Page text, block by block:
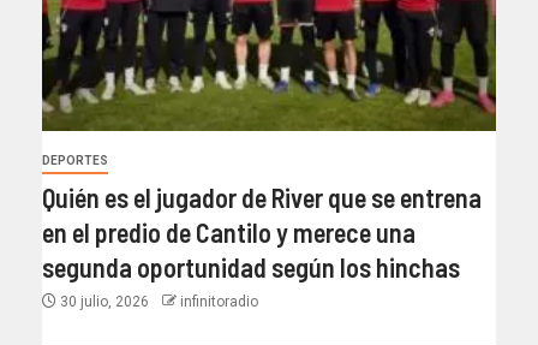
DEPORTES
Quién es el jugador de River que se entrena
en el predio de Cantilo y merece una
segunda oportunidad según los hinchas
30 julio, 2026 infinitoradio